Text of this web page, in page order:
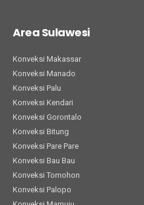
Area Sulawesi
Konveksi Makassar
Konveksi Manado
Konveksi Palu
Konveksi Kendari
Konveksi Gorontalo
Konveksi Bitung
Konveksi Pare Pare
Konveksi Bau Bau
Konveksi Tomohon
Konveksi Palopo